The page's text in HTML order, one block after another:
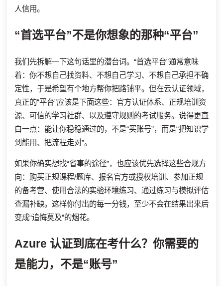
人信用。
“首选平台”不是你想象的那种“平台”
我们先拆解一下这句话里的潜台词。“首选平台”通常意味
着：你不想自己找资料、不想自己学习、不想自己承担不确
定性，于是希望有个地方帮你把路铺平。但在云认证领域，
真正的“平台”应该是下面这些：官方认证体系、正规培训资
源、可信的学习社群、以及遵守规则的考试服务。说得更直
白一点：能让你稳稳通过的，不是“买账号”，而是“把知识学
到能用、把流程走对”。
如果你确实想找“省事的途径”，也应该优先选择这些合规方
向：购买正规课程/题库、报名官方或授权培训、参加正规
的备考营、使用合法的实验环境练习、通过练习与模拟评估
查漏补缺。这样你付出的每一分钱，至少不会在结果出来后
变成“追悔莫及”的烟花。
Azure 认证到底在考什么？你需要的
是能力，不是“账号”